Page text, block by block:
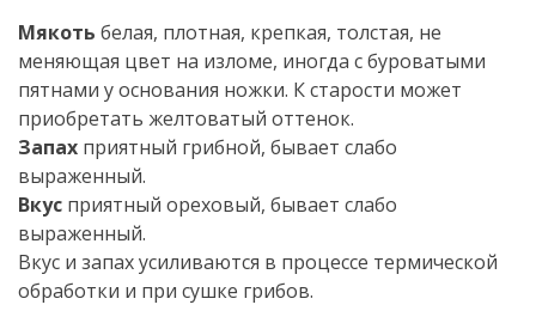
Мякоть белая, плотная, крепкая, толстая, не
меняющая цвет на изломе, иногда с буроватыми
пятнами у основания ножки. К старости может
приобретать желтоватый оттенок.
Запах приятный грибной, бывает слабо
выраженный.
Вкус приятный ореховый, бывает слабо
выраженный.
Вкус и запах усиливаются в процессе термической
обработки и при сушке грибов.